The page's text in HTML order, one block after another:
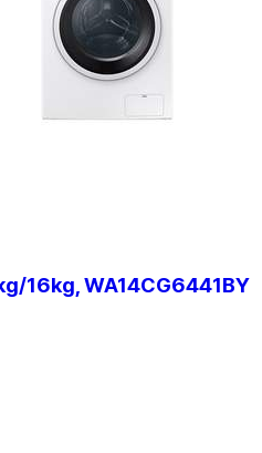
16kg, WA14CG6441BY